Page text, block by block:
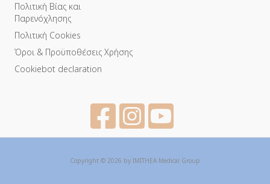
Πολιτική Βίας και
Παρενόχλησης
Πολιτική Cookies
Όροι & Προϋποθέσεις Χρήσης
Cookiebot declaration
Copyright © 2026 by IMITHEA Medical Group